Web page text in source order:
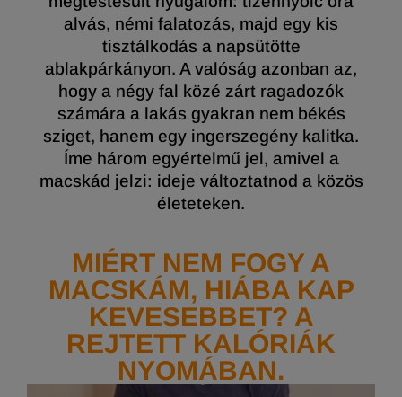
alvás, némi falatozás, majd egy kis
tisztálkodás a napsütötte
ablakpárkányon. A valóság azonban az,
hogy a négy fal közé zárt ragadozók
számára a lakás gyakran nem békés
sziget, hanem egy ingerszegény kalitka.
Íme három egyértelmű jel, amivel a
macskád jelzi: ideje változtatnod a közös
életeteken.
MIÉRT NEM FOGY A
MACSKÁM, HIÁBA KAP
KEVESEBBET? A
REJTETT KALÓRIÁK
NYOMÁBAN.